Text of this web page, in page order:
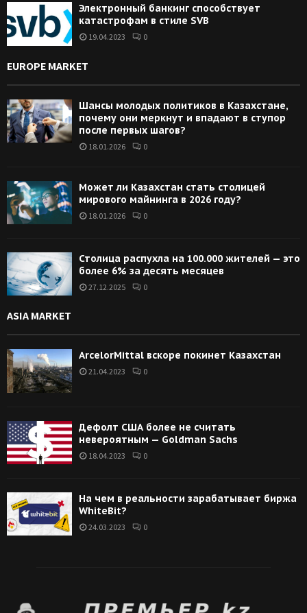
Электронный банкинг способствует
катастрофам в стиле SVB
19.04.2023 0
EUROPE MARKET
Шансы молодых политиков в Казахстане,
почему они меркнут и впадают в ступор
после первых шагов?
18.01.2026 0
Может ли Казахстан стать столицей
мирового майнинга в 2026 году?
18.01.2026 0
Столица распухла на 100.000 жителей — это
более 6% за десять месяцев
27.12.2025 0
ASIA MARKET
ArcelorMittal вскоре покинет Казахстан
21.04.2023 0
Дефолт США более не считать
невероятным — Goldman Sachs
18.04.2023 0
На чем в реальности зарабатывает биржа
WhiteBit?
24.03.2023 0